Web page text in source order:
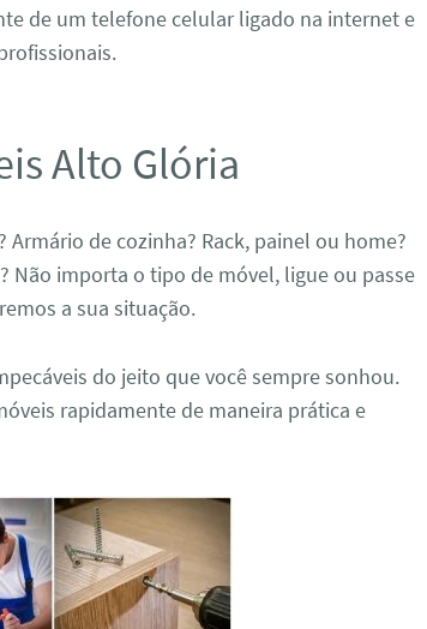
de um telefone celular ligado na internet e
Alto Glória
de cozinha? Rack, painel ou home?
Não importa o tipo de móvel, ligue ou passe
a sua situação.
do jeito que você sempre sonhou.
rapidamente de maneira prática e